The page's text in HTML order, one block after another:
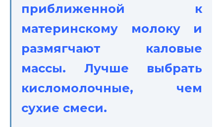
приближенной к
материнскому молоку и
размягчают каловые
массы. Лучше выбрать
кисломолочные, чем
сухие смеси.